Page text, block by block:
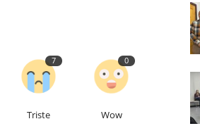
7
Triste
0
Wow